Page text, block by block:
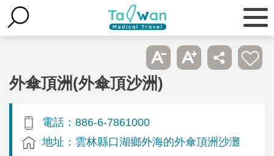
外傘頂洲(外傘頂沙洲)
電話：886-6-7861000
地址：雲林縣口湖鄉外海的外傘頂洲沙灘